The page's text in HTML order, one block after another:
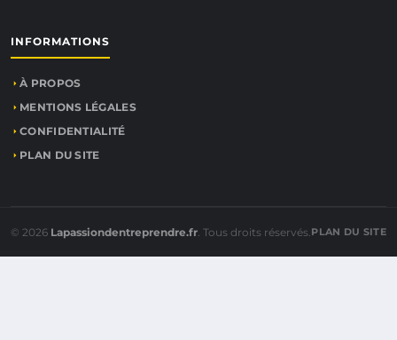
INFORMATIONS
À PROPOS
MENTIONS LÉGALES
CONFIDENTIALITÉ
PLAN DU SITE
© 2026 Lapassiondentreprendre.fr. Tous droits réservés.PLAN DU SITE